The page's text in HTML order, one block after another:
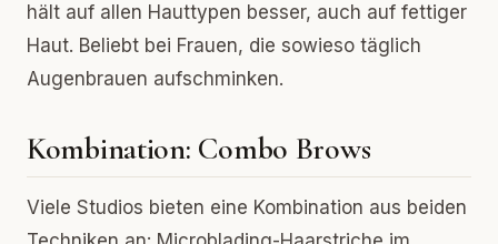
hält auf allen Hauttypen besser, auch auf fettiger
Haut. Beliebt bei Frauen, die sowieso täglich
Augenbrauen aufschminken.
Kombination: Combo Brows
Viele Studios bieten eine Kombination aus beiden